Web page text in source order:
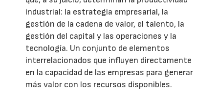
industrial: la estrategia empresarial, la
gestión de la cadena de valor, el talento, la
gestión del capital y las operaciones y la
tecnología. Un conjunto de elementos
interrelacionados que influyen directamente
en la capacidad de las empresas para generar
más valor con los recursos disponibles.